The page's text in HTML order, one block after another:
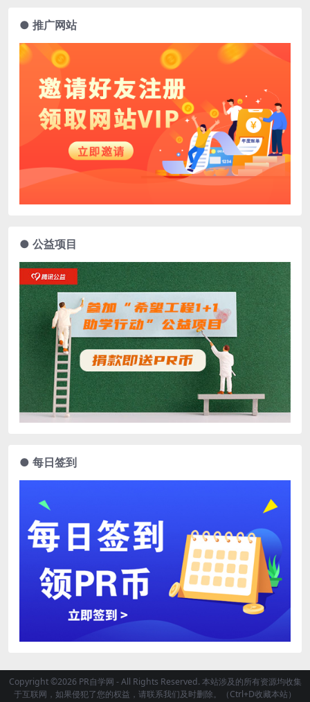
● 推广网站
● 公益项目
● 每日签到
Copyright ©2026 PR自学网 - All Rights Reserved. 本站涉及的所有资源均收集
于互联网，如果侵犯了您的权益，请联系我们及时删除。（Ctrl+D收藏本站）